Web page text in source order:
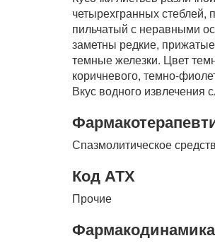
четырехгранных стеблей,
пильчатый с неравными
заметны редкие,
темные железки. Цвет
коричневого, темно-
Вкус водного извлечения
Спазмолитическое
Код АТХ
Прочие